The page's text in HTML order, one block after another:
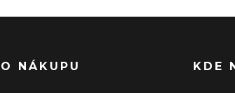
O NÁKUPU KDE